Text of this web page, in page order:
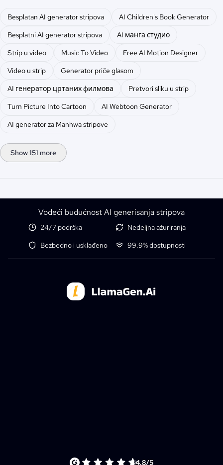
Besplatan AI generator stripova
AI Children's Book Generator
Besplatni AI generator stripova
AI манга студио
Strip u video
Music To Video
Free AI Motion Designer
Video u strip
Generator priče glasom
AI генератор цртаних филмова
Pretvori sliku u strip
Turn Picture Into Cartoon
AI Webtoon Generator
AI generator za Manhwa stripove
Show 151 more
Vodeći budućnost AI generisanja stripova
24/7 podrška
Nedeljna ažuriranja
Bezbedno i usklađeno
99.9% dostupnosti
4.8/5